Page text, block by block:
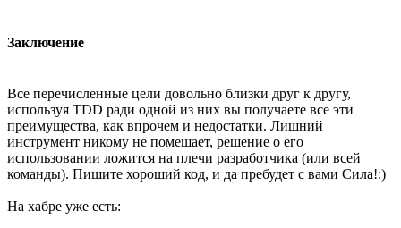
Заключение
Все перечисленные цели довольно близки друг к другу,
используя TDD ради одной из них вы получаете все эти
преимущества, как впрочем и недостатки. Лишний
инструмент никому не помешает, решение о его
использовании ложится на плечи разработчика (или всей
команды). Пишите хороший код, и да пребудет с вами Сила!:)
На хабре уже есть: